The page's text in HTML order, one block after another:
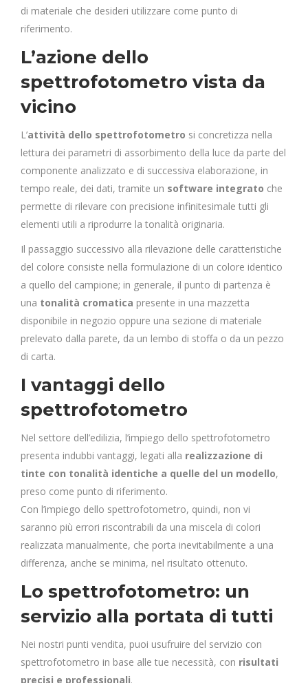
di materiale che desideri utilizzare come punto di
riferimento.
L’azione dello
spettrofotometro vista da
vicino
L’attività dello spettrofotometro si concretizza nella
lettura dei parametri di assorbimento della luce da parte del
componente analizzato e di successiva elaborazione, in
tempo reale, dei dati, tramite un software integrato che
permette di rilevare con precisione infinitesimale tutti gli
elementi utili a riprodurre la tonalità originaria.
Il passaggio successivo alla rilevazione delle caratteristiche
del colore consiste nella formulazione di un colore identico
a quello del campione; in generale, il punto di partenza è
una tonalità cromatica presente in una mazzetta
disponibile in negozio oppure una sezione di materiale
prelevato dalla parete, da un lembo di stoffa o da un pezzo
di carta.
I vantaggi dello
spettrofotometro
Nel settore dell’edilizia, l’impiego dello spettrofotometro
presenta indubbi vantaggi, legati alla realizzazione di
tinte con tonalità identiche a quelle del un modello,
preso come punto di riferimento.
Con l’impiego dello spettrofotometro, quindi, non vi
saranno più errori riscontrabili da una miscela di colori
realizzata manualmente, che porta inevitabilmente a una
differenza, anche se minima, nel risultato ottenuto.
Lo spettrofotometro: un
servizio alla portata di tutti
Nei nostri punti vendita, puoi usufruire del servizio con
spettrofotometro in base alle tue necessità, con risultati
precisi e professionali.